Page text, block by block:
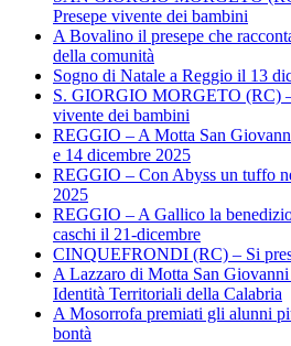
Presepe vivente dei bambini
A Bovalino il presepe che
della comunità
Sogno di Natale a Reggio il 13
S. GIORGIO MORGETO (RC)
vivente dei bambini
REGGIO – A Motta San
e 14 dicembre 2025
REGGIO – Con Abyss un tuffo
2025
REGGIO – A Gallico la
caschi il 21-dicembre
CINQUEFRONDI (RC) – Si
A Lazzaro di Motta San
Identità Territoriali della Calabria
A Mosorrofa premiati gli alunni
bontà